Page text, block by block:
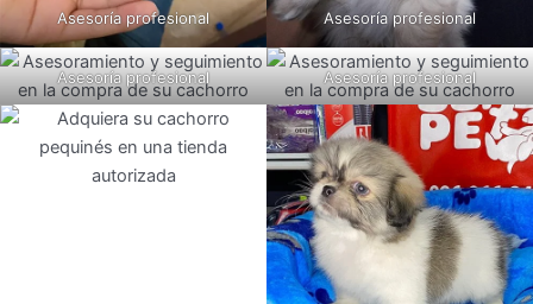
Asesoría profesional Asesoría profesional
Asesoría profesional Asesoría profesional